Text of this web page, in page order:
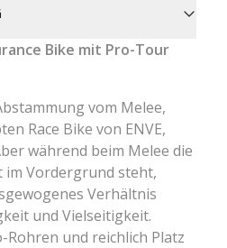
Bike mit Pro-Tour
vom Melee,
Race Bike von ENVE,
während beim Melee die
im Vordergrund steht,
Verhältnis
und Vielseitigkeit.
und reichlich Platz